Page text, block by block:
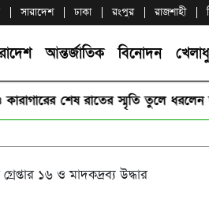
সারাদেশ ঢাকা রংপুর রাজশাহী
আন্তর্জাতিক বিনোদন
শেষ রাতের স্মৃতি তুলে ধরলেন
১৬ ও মাদকদ্রব্য উদ্ধার